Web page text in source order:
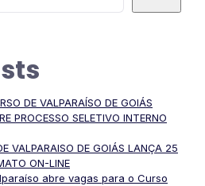
DE VALPARAÍSO DE GOIÁS
PROCESSO SELETIVO INTERNO
VALPARAISO DE GOIÁS LANÇA 25
ON-LINE
abre vagas para o Curso